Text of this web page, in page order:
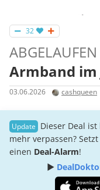
32
ABGELAUFEN
Armband
03.06.2026 cashqueen
Dieser Deal
mehr verpassen?
einen Deal-Alarm!
►